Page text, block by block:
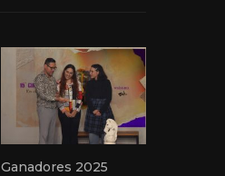
Ganadores 2025